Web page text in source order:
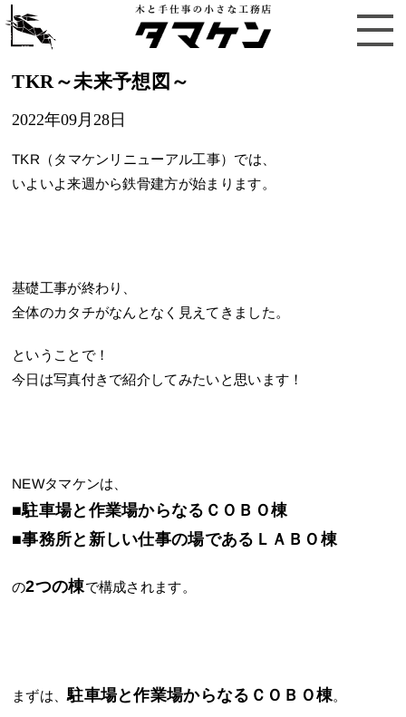
TKR～未来予想図～
2022年09月28日
TKR（タマケンリニューアル工事）では、
いよいよ来週から鉄骨建方が始まります。
基礎工事が終わり、
全体のカタチがなんとなく見えてきました。
ということで！
今日は写真付きで紹介してみたいと思います！
NEWタマケンは、
■駐車場と作業場からなるＣＯＢＯ棟
■事務所と新しい仕事の場であるＬＡＢＯ棟
の2つの棟で構成されます。
まずは、駐車場と作業場からなるＣＯＢＯ棟。